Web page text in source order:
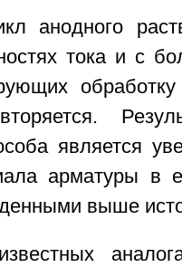
анодного
тока и с
является
арматуры в
выше